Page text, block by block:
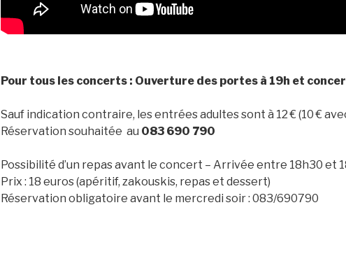
Pour tous les concerts : Ouverture des portes à 19h et
Sauf indication contraire, les entrées adultes sont à 12 € (10 €
Réservation souhaitée au 083 690 790
Possibilité d’un repas avant le concert – Arrivée entre 18h30 et
Prix : 18 euros (apéritif, zakouskis, repas et dessert)
Réservation obligatoire avant le mercredi soir : 083/690790